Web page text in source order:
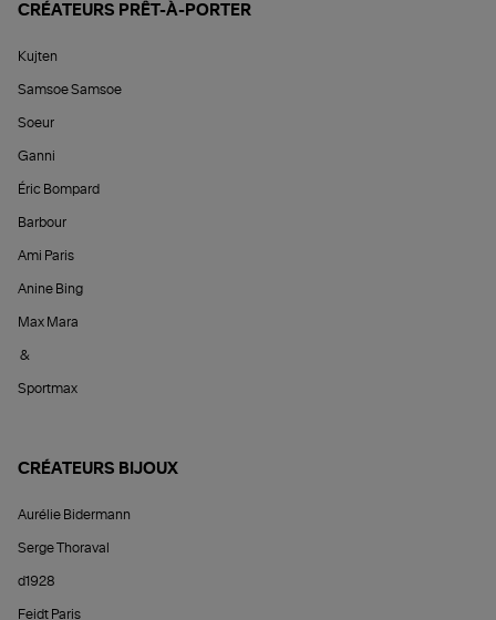
CRÉATEURS PRÊT-À-PORTER
Kujten
Samsoe Samsoe
Soeur
Ganni
Éric Bompard
Barbour
Ami Paris
Anine Bing
Max Mara
&
Sportmax
CRÉATEURS BIJOUX
Aurélie Bidermann
Serge Thoraval
d1928
Feidt Paris